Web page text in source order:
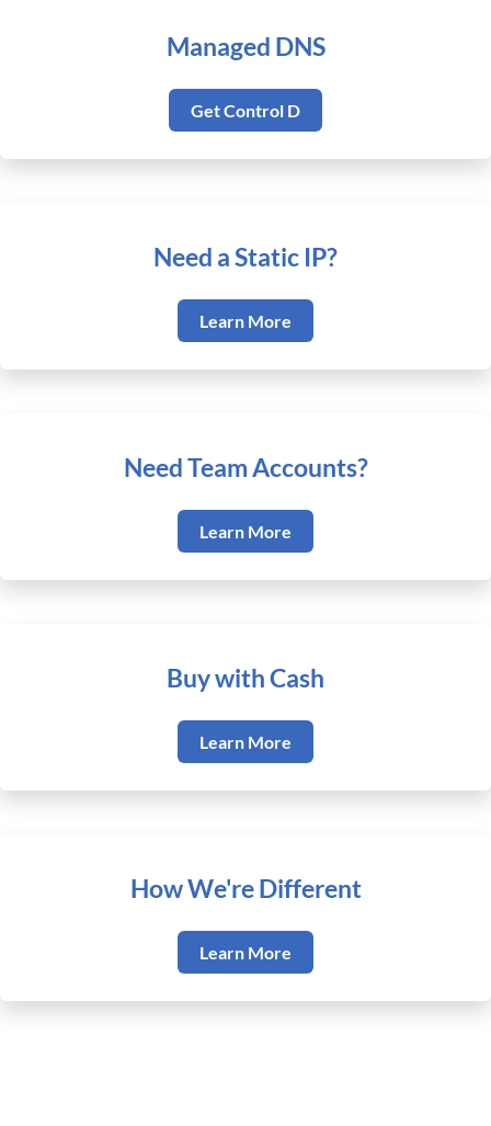
Managed DNS
Get Control D
Need a Static IP?
Learn More
Need Team Accounts?
Learn More
Buy with Cash
Learn More
How We're Different
Learn More